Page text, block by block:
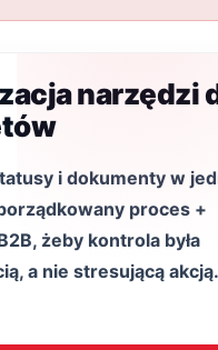
narzędzi
i dokumenty w
proces +
żeby kontrola była
a nie stresującą akcją.